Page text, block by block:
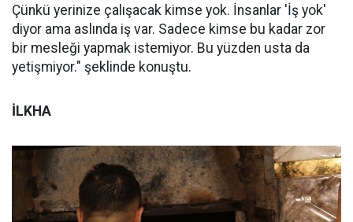
Çünkü yerinize çalışacak kimse yok. İnsanlar 'İş yok'
diyor ama aslında iş var. Sadece kimse bu kadar zor
bir mesleği yapmak istemiyor. Bu yüzden usta da
yetişmiyor." şeklinde konuştu.
İLKHA